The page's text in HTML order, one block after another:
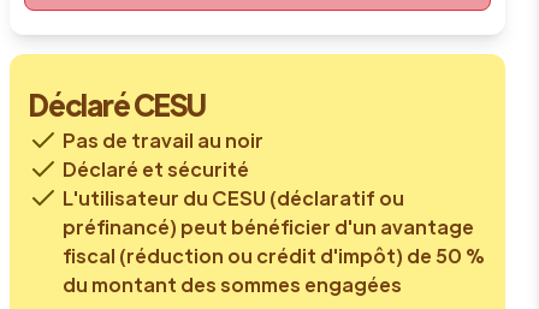
Déclaré CESU
Pas de travail au noir
Déclaré et sécurité
L'utilisateur du CESU (déclaratif ou
préfinancé) peut bénéficier d'un avantage
fiscal (réduction ou crédit d'impôt) de 50 %
du montant des sommes engagées